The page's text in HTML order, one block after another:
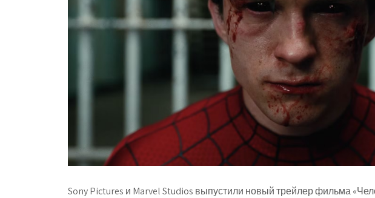
Sony Pictures и Marvel Studios выпустили новый трейлер фильма